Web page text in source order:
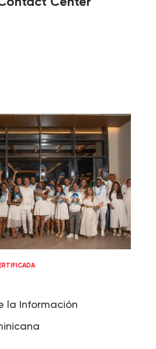
la Información